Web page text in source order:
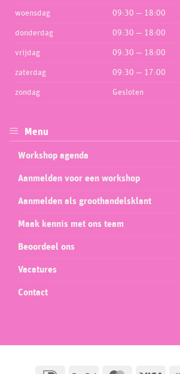
woensdag 09:30 — 18:00
donderdag 09:30 — 18:00
vrijdag 09:30 — 18:00
zaterdag 09:30 — 17:00
zondag Gesloten
Menu
Workshop agenda
Aanmelden voor een workshop
Aanmelden als groothandelsklant
Maak kennis met ons team
Beoordeel ons
Vacatures
Contact